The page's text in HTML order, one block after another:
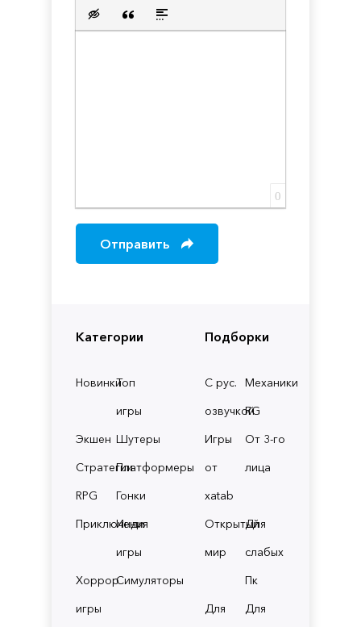
Категории
НовинкиТоп
игры
Экшен Шутеры
СтратегииПлатформеры
RPG
Гонки
Приключения
Инди
игры
Хоррор
игры
Симуляторы
Подборки
С рус.
озвучкой
Механики
RG
Игры
от
xatab
От 3-го
лица
Открытый
мир
Для
слабых
Пк
Для
Для
Вставка скрытого текста
Вставка цитаты
Вставка спойлера
0
Отправить